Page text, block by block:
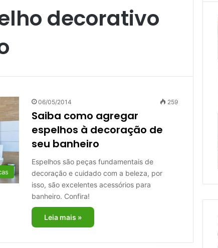
decorativo
06/05/2014 259
Saiba como agregar
espelhos à decoração de
seu banheiro
Espelhos são peças fundamentais de
decoração e cuidado com a beleza, por
isso, são excelentes acessórios para
banheiro. Confira!
Leia mais »